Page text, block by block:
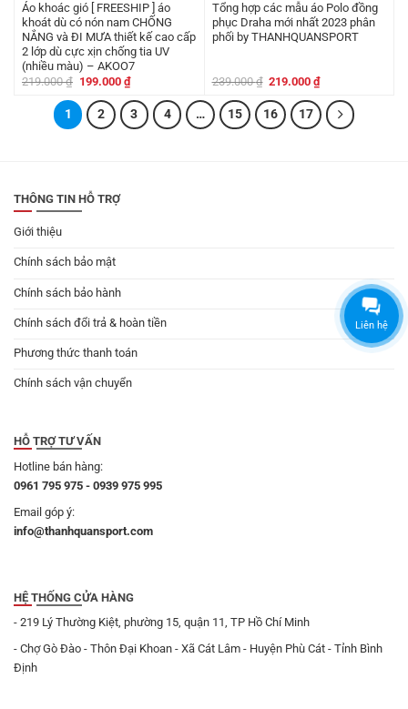
Áo khoác gió [ FREESHIP ] áo
khoát dù có nón nam CHỐNG
NẮNG và ĐI MƯA thiết kế cao cấp
2 lớp dù cực xịn chống tia UV
(nhiều màu) – AKOO7
219.000₫ Giá
là:
219.000 ₫.
199.000 ₫Giá
hiện
tại
là:
199.000 ₫.
Tổng hợp các mẫu áo Polo đồng
phục Draha mới nhất 2023 phân
phối by THANHQUANSPORT
239.000₫ Giá
là:
239.000 ₫.
219.000₫Giá
tại
là:
219.000 ₫.
1 2 3 4 … 15 16 17
THÔNG TIN HỖ TRỢ
Giới thiệu
Chính sách bảo mật
Chính sách bảo hành
Chính sách đổi trả & hoàn tiền
Phương thức thanh toán
Chính sách vận chuyển
HỖ TRỢ TƯ VẤN
Hotline bán hàng:
0961 795 975 - 0939 975 995
Email góp ý:
info@thanhquansport.com
HỆ THỐNG CỬA HÀNG
- 219 Lý Thường Kiệt, phường 15, quận 11, TP Hồ Chí Minh
- Chợ Gò Đào - Thôn Đại Khoan - Xã Cát Lâm - Huyện Phù Cát - Tỉnh Bình
Định
Liên hệ